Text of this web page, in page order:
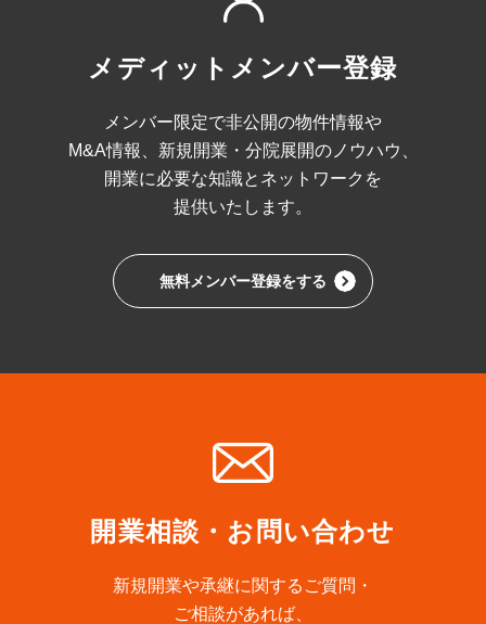
メンバーは、当社からアンケート調査を依頼された場合、
1.当社は、メンバーに対して広告その他各種資料等(当社
が第三者から委託を受けた広告又は各種資料等を含む)を
メンバーが指定する送付先に送付することができるものと
し、メンバーはこれを予め承諾します。
否することを希望する場合は、メンバーは、この旨を当社
に対して通知しなければなりません。当社は、当該通知を
受領した場合、当該メンバーに対する広告その他各種資料
2.メンバーは、当社により本サービスの利用につき制限を
第6条(サービスの内容の変更及び削除)
メディットメンバー登録
メンバー限定で非公開の物件情報や
M&A情報、 新規開業・分院展開のノウハウ、
開業に必要な知識とネットワークを
提供いたします。
無料メンバー登録をする
開業相談・お問い合わせ
新規開業や承継に関するご質問・
ご相談があれば、